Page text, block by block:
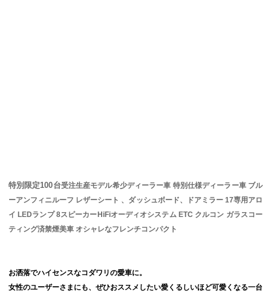
特別限定100台受注生産モデル希少ディーラー車 特別仕様ディーラー車 ブル
ーアンフィニルーフ レザーシート 、ダッシュボード、ドアミラー 17専用アロ
イ LEDランプ 8スピーカーHiFiオーディオシステム ETC クルコン ガラスコー
ティング済禁煙美車 オシャレなフレンチコンパクト
お洒落でハイセンスなコダワリの愛車に。
女性のユーザーさまにも、ぜひおススメしたい愛くるしいほど可愛くなる一台